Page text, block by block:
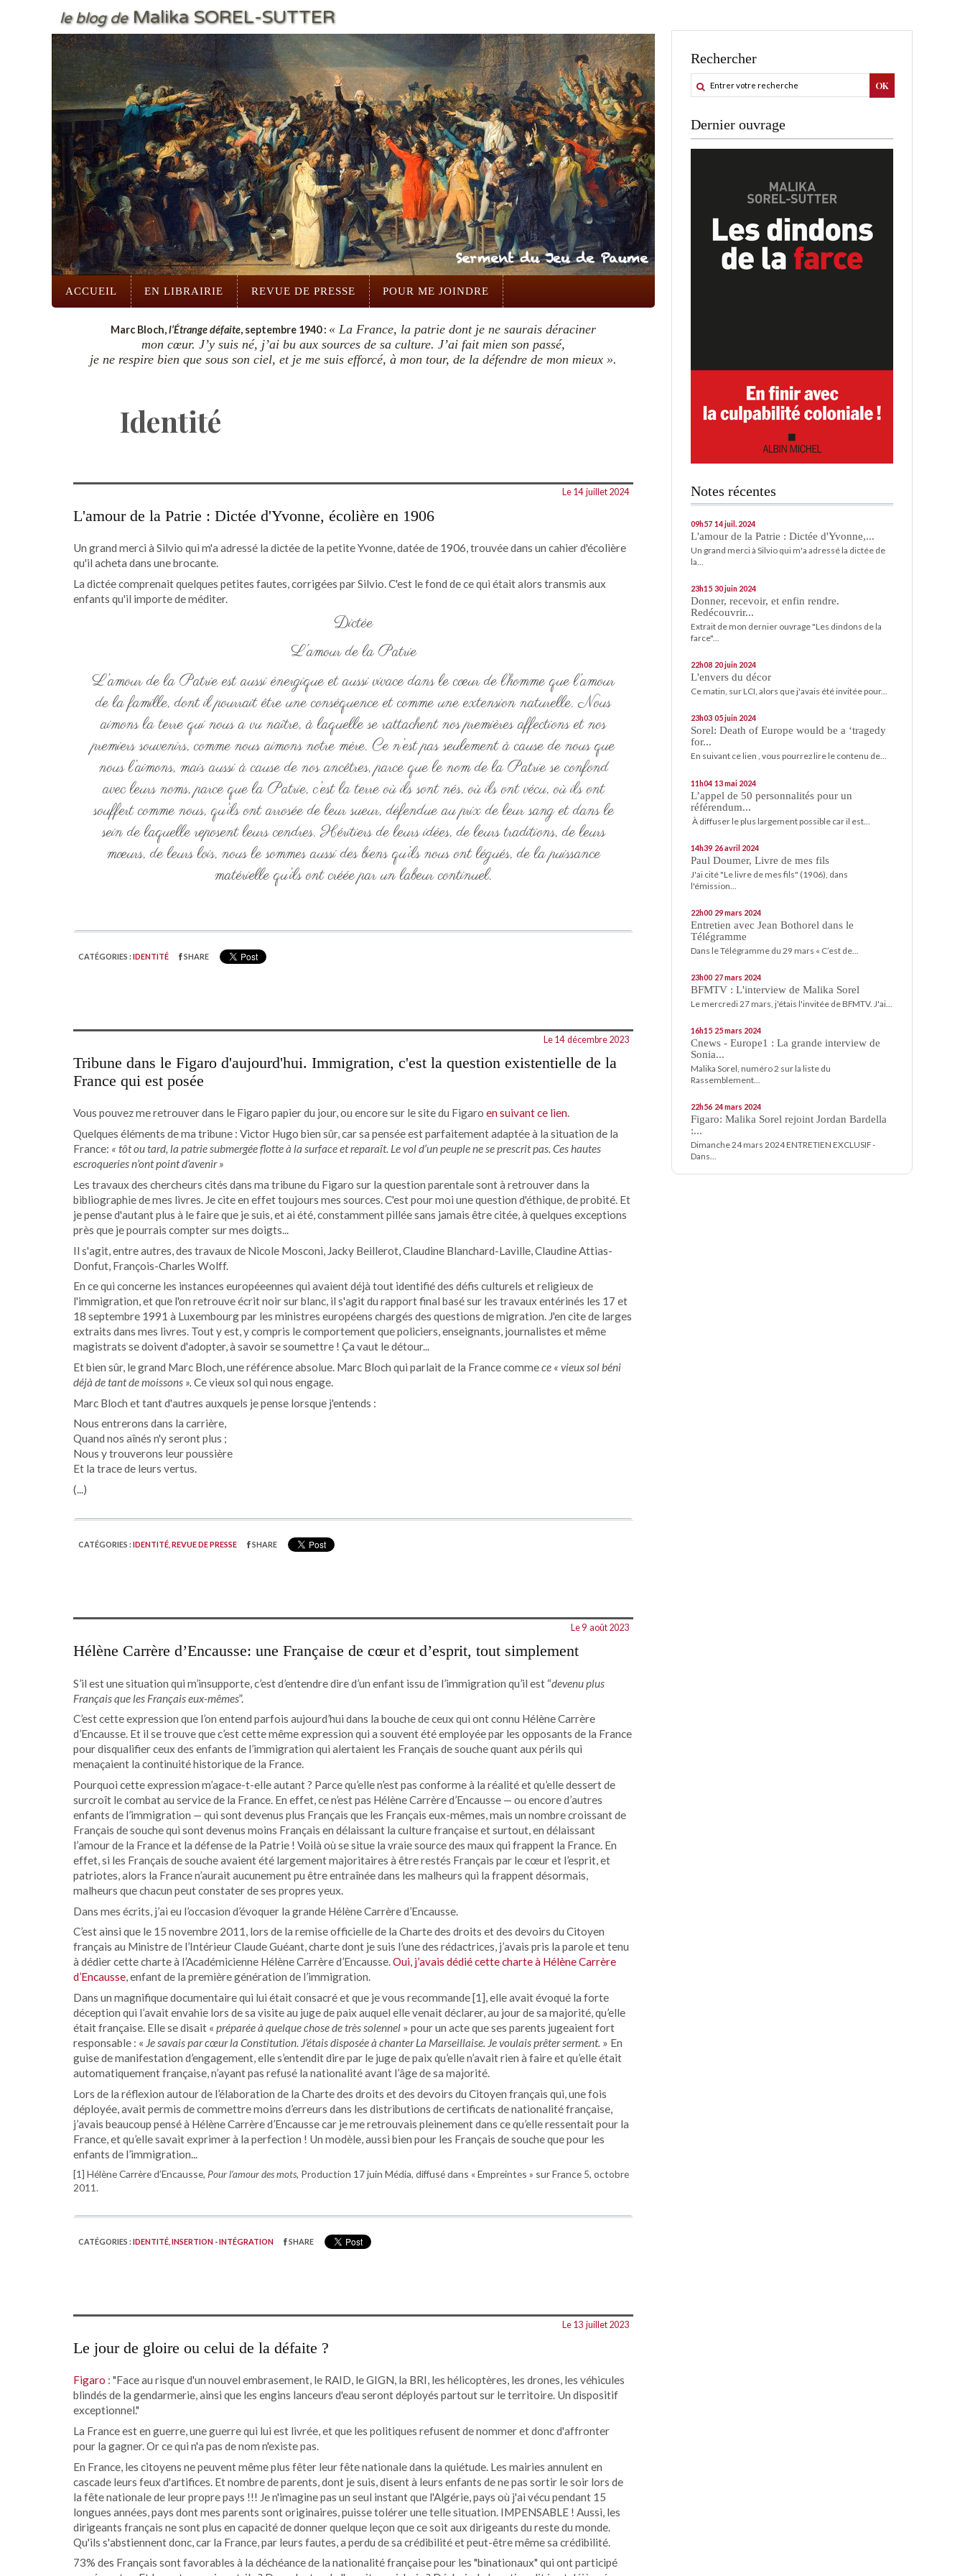
le blog deMalika SOREL-SUTTER
ACCUEIL EN LIBRAIRIE REVUE DE PRESSE POUR ME JOINDRE
Marc Bloch,l’Étrange défaite, septembre 1940 : « La France, la patrie dont je ne saurais déraciner
mon cœur. J’y suis né, j’ai bu aux sources de sa culture. J’ai fait mien son passé,
je ne respire bien que sous son ciel, et je me suis efforcé, à mon tour, de la défendre de mon mieux ».
Identité
Le 14 juillet 2024
L'amour de la Patrie : Dictée d'Yvonne, écolière en 1906
Un grand merci à Silvio qui m'a adressé la dictée de la petite Yvonne, datée de 1906, trouvée dans un cahier d'écolière
qu'il acheta dans une brocante.
La dictée comprenait quelques petites fautes, corrigées par Silvio. C'est le fond de ce qui était alors transmis aux
enfants qu'il importe de méditer.
Dictée
L’amour de la Patrie
L’amour de la Patrie est aussi énergique et aussi vivace dans le cœur de l’homme que l’amour
de la famille, dont il pourrait être une conséquence et comme une extension naturelle. Nous
aimons la terre qui nous a vu naître, à laquelle se rattachent nos premières affections et nos
premiers souvenirs, comme nous aimons notre mère. Ce n’est pas seulement à cause de nous que
nous l’aimons, mais aussi à cause de nos ancêtres, parce que le nom de la Patrie se confond
avec leurs noms, parce que la Patrie, c’est la terre où ils sont nés, où ils ont vécu, où ils ont
souffert comme nous, qu’ils ont arrosée de leur sueur, défendue au prix de leur sang et dans le
sein de laquelle reposent leurs cendres. Héritiers de leurs idées, de leurs traditions, de leurs
mœurs, de leurs lois, nous le sommes aussi des biens qu’ils nous ont légués, de la puissance
matérielle qu’ils ont créée par un labeur continuel.
CATÉGORIES : IDENTITÉ SHARE
Le 14 décembre 2023
Tribune dans le Figaro d'aujourd'hui. Immigration, c'est la question existentielle de la
France qui est posée
Vous pouvez me retrouver dans le Figaro papier du jour, ou encore sur le site du Figaro en suivant ce lien.
Quelques éléments de ma tribune : Victor Hugo bien sûr, car sa pensée est parfaitement adaptée à la situation de la
France: « tôt ou tard, la patrie submergée flotte à la surface et reparaît. Le vol d’un peuple ne se prescrit pas. Ces hautes
escroqueries n’ont point d’avenir »
Les travaux des chercheurs cités dans ma tribune du Figaro sur la question parentale sont à retrouver dans la
bibliographie de mes livres. Je cite en effet toujours mes sources. C'est pour moi une question d'éthique, de probité. Et
je pense d'autant plus à le faire que je suis, et ai été, constamment pillée sans jamais être citée, à quelques exceptions
près que je pourrais compter sur mes doigts...
Il s'agit, entre autres, des travaux de Nicole Mosconi, Jacky Beillerot, Claudine Blanchard-Laville, Claudine Attias-
Donfut, François-Charles Wolff.
En ce qui concerne les instances européeennes qui avaient déjà tout identifié des défis culturels et religieux de
l'immigration, et que l'on retrouve écrit noir sur blanc, il s'agit du rapport final basé sur les travaux entérinés les 17 et
18 septembre 1991 à Luxembourg par les ministres européens chargés des questions de migration. J'en cite de larges
extraits dans mes livres. Tout y est, y compris le comportement que policiers, enseignants, journalistes et même
magistrats se doivent d'adopter, à savoir se soumettre ! Ça vaut le détour...
Et bien sûr, le grand Marc Bloch, une référence absolue. Marc Bloch qui parlait de la France commece « vieux sol béni
déjà de tant de moissons ». Ce vieux sol qui nous engage.
Marc Bloch et tant d'autres auxquels je pense lorsque j'entends :
Nous entrerons dans la carrière,
Quand nos aînés n'y seront plus ;
Nous y trouverons leur poussière
Et la trace de leurs vertus.
(...)
CATÉGORIES : IDENTITÉ, REVUE DE PRESSE SHARE
Le 9 août 2023
Hélène Carrère d’Encausse: une Française de cœur et d’esprit, tout simplement
S’il est une situation qui m’insupporte, c’est d’entendre dire d’un enfant issu de l’immigration qu’il est “devenu plus
Français que les Français eux-mêmes”.
C’est cette expression que l’on entend parfois aujourd’hui dans la bouche de ceux qui ont connu Hélène Carrère
d’Encausse. Et il se trouve que c’est cette même expression qui a souvent été employée par les opposants de la France
pour disqualifier ceux des enfants de l’immigration qui alertaient les Français de souche quant aux périls qui
menaçaient la continuité historique de la France.
Pourquoi cette expression m’agace-t-elle autant ? Parce qu’elle n’est pas conforme à la réalité et qu’elle dessert de
surcroît le combat au service de la France. En effet, ce n’est pas Hélène Carrère d’Encausse — ou encore d’autres
enfants de l’immigration — qui sont devenus plus Français que les Français eux-mêmes, mais un nombre croissant de
Français de souche qui sont devenus moins Français en délaissant la culture française et surtout, en délaissant
l’amour de la France et la défense de la Patrie ! Voilà où se situe la vraie source des maux qui frappent la France. En
effet, si les Français de souche avaient été largement majoritaires à être restés Français par le cœur et l’esprit, et
patriotes, alors la France n’aurait aucunement pu être entraînée dans les malheurs qui la frappent désormais,
malheurs que chacun peut constater de ses propres yeux.
Dans mes écrits, j’ai eu l’occasion d’évoquer la grande Hélène Carrère d’Encausse.
C’est ainsi que le 15 novembre 2011, lors de la remise officielle de la Charte des droits et des devoirs du Citoyen
français au Ministre de l’Intérieur Claude Guéant, charte dont je suis l’une des rédactrices, j’avais pris la parole et tenu
à dédier cette charte à l’Académicienne Hélène Carrère d’Encausse.Oui, j’avais dédié cette charte à Hélène Carrère
d’Encausse, enfant de la première génération de l’immigration.
Dans un magnifique documentaire qui lui était consacré et que je vous recommande [1], elle avait évoqué la forte
déception qui l’avait envahie lors de sa visite au juge de paix auquel elle venait déclarer, au jour de sa majorité, qu’elle
était française. Elle se disait « préparée à quelque chose de très solennel» pour un acte que ses parents jugeaient fort
responsable : « Je savais par cœur la Constitution. J’étais disposée à chanter La Marseillaise. Je voulais prêter serment. » En
guise de manifestation d’engagement, elle s’entendit dire par le juge de paix qu’elle n’avait rien à faire et qu’elle était
automatiquement française, n’ayant pas refusé la nationalité avant l’âge de sa majorité.
Lors de la réflexion autour de l’élaboration de la Charte des droits et des devoirs du Citoyen français qui, une fois
déployée, avait permis de commettre moins d’erreurs dans les distributions de certificats de nationalité française,
j’avais beaucoup pensé à Hélène Carrère d’Encausse car je me retrouvais pleinement dans ce qu’elle ressentait pour la
France, et qu’elle savait exprimer à la perfection ! Un modèle, aussi bien pour les Français de souche que pour les
enfants de l’immigration...
[1] Hélène Carrère d’Encausse, Pour l’amour des mots, Production 17 juin Média, diffusé dans « Empreintes » sur France 5, octobre
2011.
CATÉGORIES : IDENTITÉ, INSERTION - INTÉGRATION SHARE
Le 13 juillet 2023
Le jour de gloire ou celui de la défaite ?
Figaro : "Face au risque d'un nouvel embrasement, le RAID, le GIGN, la BRI, les hélicoptères, les drones, les véhicules
blindés de la gendarmerie, ainsi que les engins lanceurs d'eau seront déployés partout sur le territoire. Un dispositif
exceptionnel."
La France est en guerre, une guerre qui lui est livrée, et que les politiques refusent de nommer et donc d'affronter
pour la gagner. Or ce qui n'a pas de nom n'existe pas.
En France, les citoyens ne peuvent même plus fêter leur fête nationale dans la quiétude. Les mairies annulent en
cascade leurs feux d'artifices. Et nombre de parents, dont je suis, disent à leurs enfants de ne pas sortir le soir lors de
la fête nationale de leur propre pays !!! Je n'imagine pas un seul instant que l'Algérie, pays où j'ai vécu pendant 15
longues années, pays dont mes parents sont originaires, puisse tolérer une telle situation. IMPENSABLE ! Aussi, les
dirigeants français ne sont plus en capacité de donner quelque leçon que ce soit aux dirigeants du reste du monde.
Qu'ils s'abstiennent donc, car la France, par leurs fautes, a perdu de sa crédibilité et peut-être même sa crédibilité.
73% des Français sont favorables à la déchéance de la nationalité française pour les "binationaux" qui ont participé
Rechercher
Dernier ouvrage
Notes récentes
09h57 14juil. 2024
L'amour de la Patrie : Dictée d'Yvonne,...
Un grand merci à Silvio qui m'a adressé la dictée de
la...
23h15 30juin 2024
Donner, recevoir, et enfin rendre.
Redécouvrir...
Extrait de mon dernier ouvrage "Les dindons de la
farce"...
22h08 20juin 2024
L'envers du décor
Ce matin, sur LCI, alors que j'avais été invitée pour...
23h03 05juin 2024
Sorel: Death of Europe would be a ‘tragedy
for...
En suivant ce lien , vous pourrez lire le contenu de...
11h04 13mai 2024
L’appel de 50 personnalités pour un
référendum...
À diffuser le plus largement possible car il est...
14h39 26avril 2024
Paul Doumer, Livre de mes fils
J'ai cité "Le livre de mes fils" (1906), dans
l'émission...
22h00 29mars 2024
Entretien avec Jean Bothorel dans le
Télégramme
Dans le Télégramme du 29 mars « C’est de...
23h00 27mars 2024
BFMTV : L'interview de Malika Sorel
Le mercredi 27 mars, j'étais l'invitée de BFMTV. J'ai...
16h15 25mars 2024
Cnews - Europe1 : La grande interview de
Sonia...
Malika Sorel, numéro 2 sur la liste du
Rassemblement...
22h56 24mars 2024
Figaro: Malika Sorel rejoint Jordan Bardella
:...
Dimanche 24 mars 2024 ENTRETIEN EXCLUSIF -
Dans...